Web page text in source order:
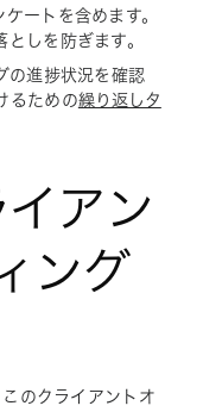
ートを含めます。
しを防ぎます。
の進捗状況を確認
るための繰り返しタ
アン
ング
のクライアントオ